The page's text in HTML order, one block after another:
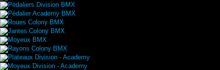
Pédaliers Division BMX
Pédalier Academy BMX
Roues Colony BMX
Jantes Colony BMX
Moyeux BMX
Rayons Colony BMX
Plateaux Division - Academy
Moyeux Division - Academy